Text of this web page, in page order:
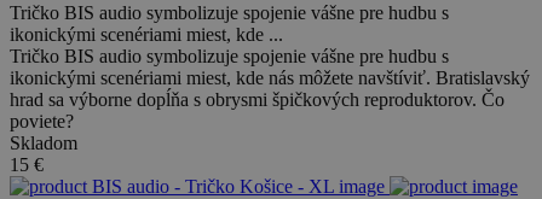
Tričko BIS audio symbolizuje spojenie vášne pre hudbu s
ikonickými scenériami miest, kde ...
Tričko BIS audio symbolizuje spojenie vášne pre hudbu s
ikonickými scenériami miest, kde nás môžete navštíviť. Bratislavský
hrad sa výborne dopĺňa s obrysmi špičkových reproduktorov. Čo
poviete?
Skladom
15 €